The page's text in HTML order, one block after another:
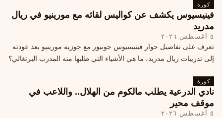
كورة
فينيسيوس يكشف عن كواليس لقائه مع مورينيو في ريال
مدريد
٥ أغسطس ٢٠٢٦
تعرف على تفاصيل حوار فينيسيوس جونيور مع جوزيه مورينيو بعد عودته
إلى تدريبات ريال مدريد، ما هي الأشياء التي طلبها منه المدرب البرتغالي؟
كورة
نادي الدرعية يطلب مالكوم من الهلال.. واللاعب في
موقف محير
٥ أغسطس ٢٠٢٦